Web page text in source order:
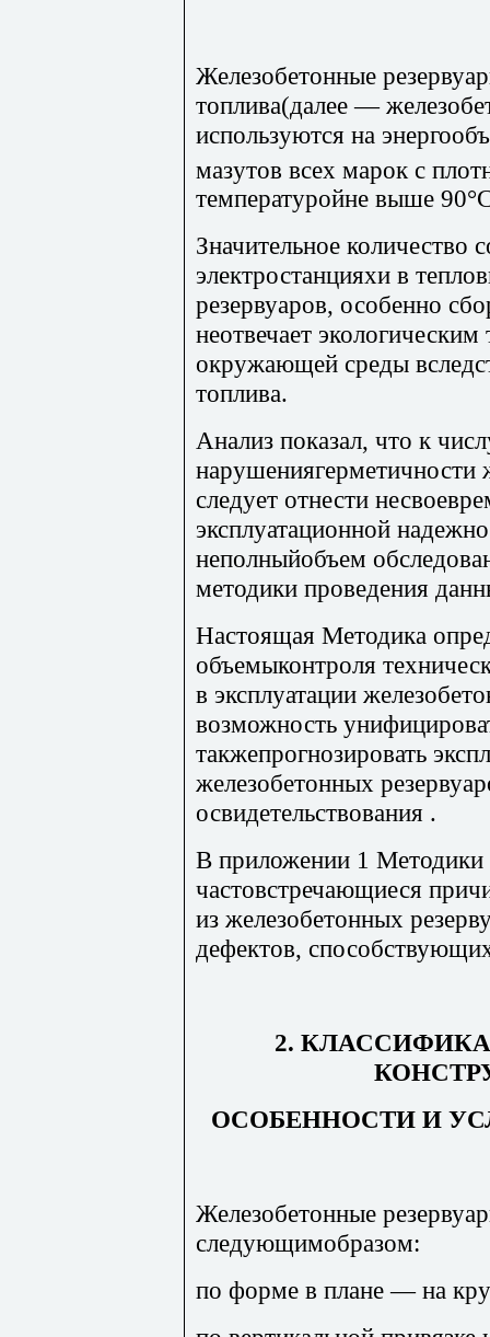
Железобетонные
топлива(далее —
используются на
мазутов всех марок с
температуройне выше
Значительное количество
электростанцияхи в
резервуаров, особенно
неотвечает
окружающей среды
топлива.
Анализ показал, что к
нарушениягерметичности
следует отнести
эксплуатационной
неполныйобъем
методики проведения
Настоящая Методика
объемыконтроля
в эксплуатации
возможность
такжепрогнозировать
железобетонных
освидетельствования .
В приложении 1 Методики
частовстречающиеся
из железобетонных
дефектов,
2.
ОСОБЕННОСТИ И
Железобетонные
следующимобразом:
по форме в плане — на